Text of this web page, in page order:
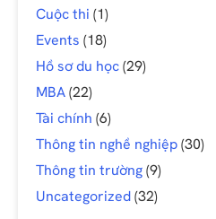
Cuộc thi (1)
Events (18)
Hồ sơ du học(29)
MBA(22)
Tài chính (6)
Thông tin nghề nghiệp(30)
Thông tin trường(9)
Uncategorized(32)